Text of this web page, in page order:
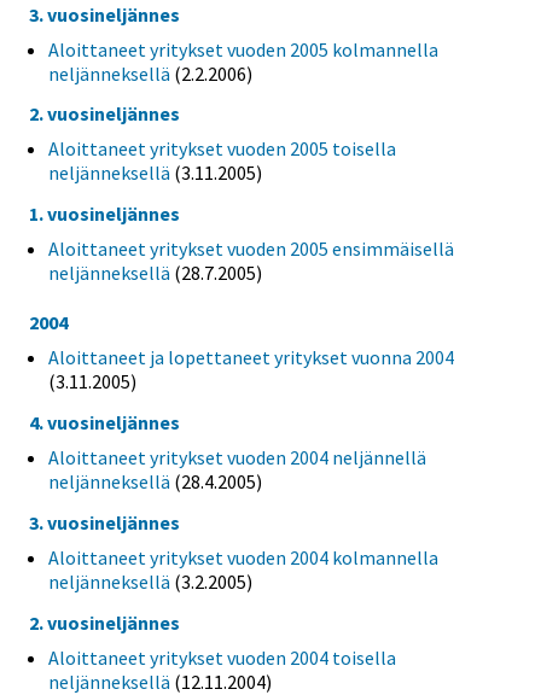
3. vuosineljännes
Aloittaneet yritykset vuoden 2005 kolmannella
neljänneksellä (2.2.2006)
2. vuosineljännes
Aloittaneet yritykset vuoden 2005 toisella
neljänneksellä (3.11.2005)
1. vuosineljännes
Aloittaneet yritykset vuoden 2005 ensimmäisellä
neljänneksellä (28.7.2005)
2004
Aloittaneet ja lopettaneet yritykset vuonna 2004
(3.11.2005)
4. vuosineljännes
Aloittaneet yritykset vuoden 2004 neljännellä
neljänneksellä (28.4.2005)
3. vuosineljännes
Aloittaneet yritykset vuoden 2004 kolmannella
neljänneksellä (3.2.2005)
2. vuosineljännes
Aloittaneet yritykset vuoden 2004 toisella
neljänneksellä (12.11.2004)